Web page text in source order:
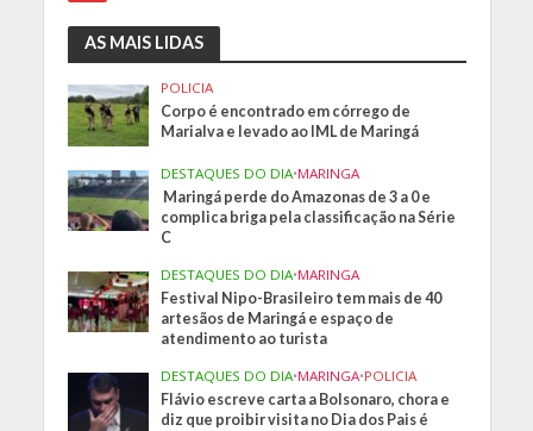
AS MAIS LIDAS
POLICIA
Corpo é encontrado em córrego de
Marialva e levado ao IML de Maringá
DESTAQUES DO DIA•MARINGA
Maringá perde do Amazonas de 3 a 0 e
complica briga pela classificação na Série
C
DESTAQUES DO DIA•MARINGA
Festival Nipo-Brasileiro tem mais de 40
artesãos de Maringá e espaço de
atendimento ao turista
DESTAQUES DO DIA•MARINGA•POLICIA
Flávio escreve carta a Bolsonaro, chora e
diz que proibir visita no Dia dos Pais é